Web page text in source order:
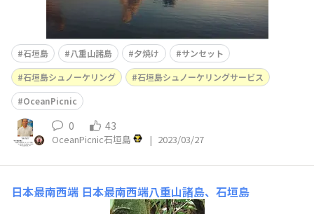
石垣島 八重山諸島 夕焼け
サンセット
石垣島シュノーケリング
石垣島シュノーケリングサービス
OceanPicnic
0 43
OceanPicnic石垣島 | 2023/03/27
日本最南西端 日本最南西端八重山諸島、石垣島